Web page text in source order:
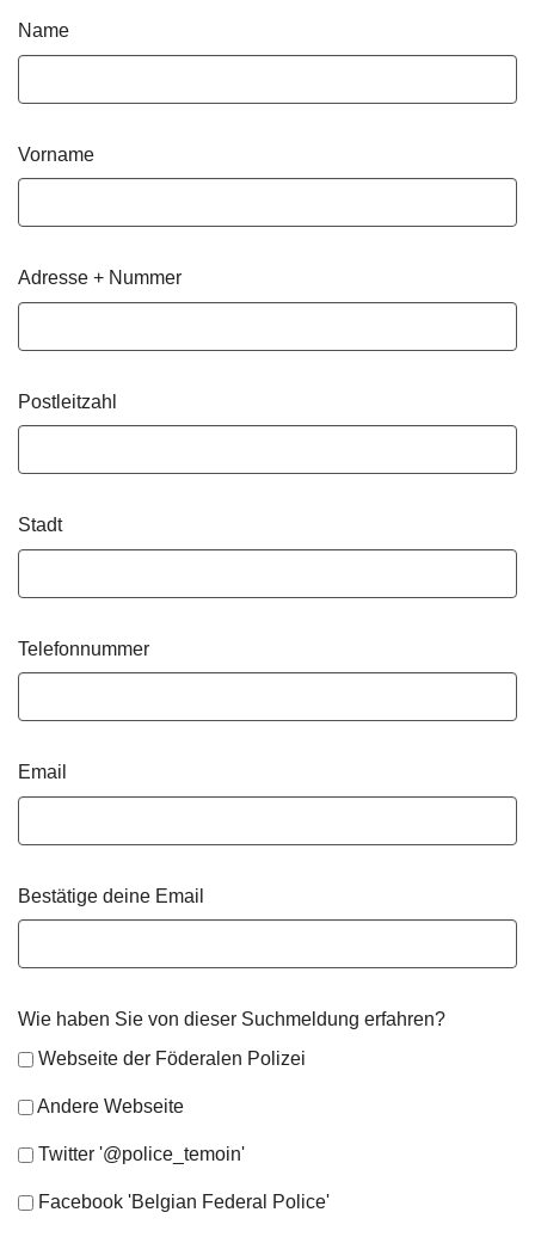
Name
Vorname
Adresse + Nummer
Postleitzahl
Stadt
Telefonnummer
Email
Bestätige deine Email
Wie haben Sie von dieser Suchmeldung erfahren?
Webseite der Föderalen Polizei
Andere Webseite
Twitter '@police_temoin'
Facebook 'Belgian Federal Police'